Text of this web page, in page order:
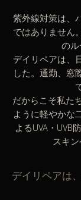
紫外線対策は、
ではありません
のル
デイリペアは、
した。通勤、窓
だからこそ私た
ように軽やかな
よるUVA・UVB
スキ
デイリペアは